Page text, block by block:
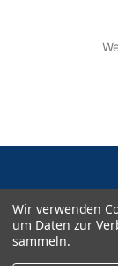
Wir verwenden
um Daten zur
sammeln.